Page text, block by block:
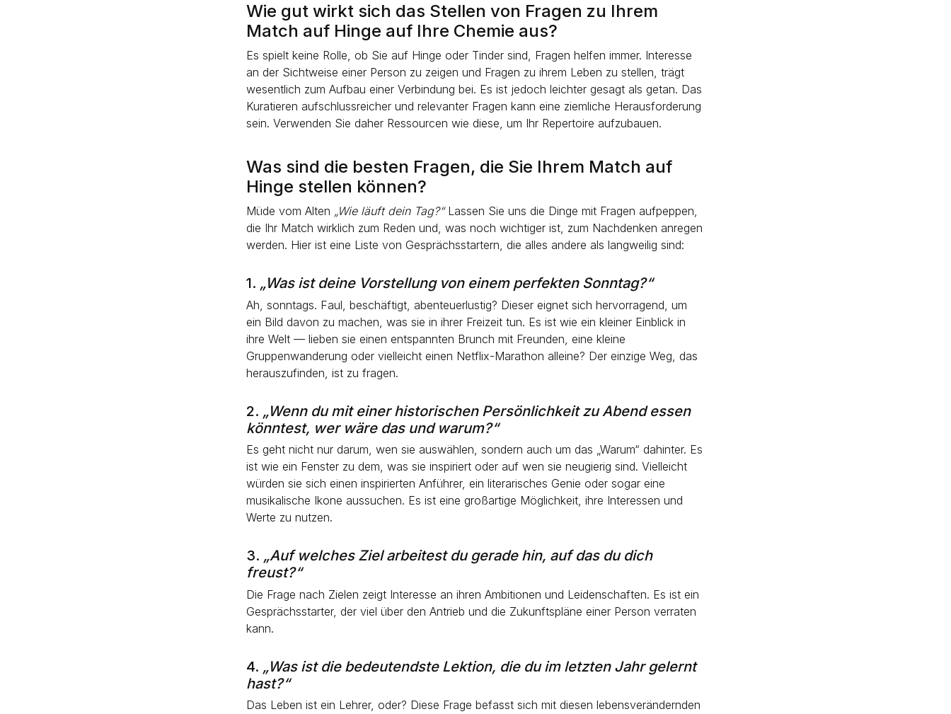
Wie gut wirkt sich das Stellen von Fragen zu Ihrem
Match auf Hinge auf Ihre Chemie aus?
Es spielt keine Rolle, ob Sie auf Hinge oder Tinder sind, Fragen helfen immer. Interesse
an der Sichtweise einer Person zu zeigen und Fragen zu ihrem Leben zu stellen, trägt
wesentlich zum Aufbau einer Verbindung bei. Es ist jedoch leichter gesagt als getan. Das
Kuratieren aufschlussreicher und relevanter Fragen kann eine ziemliche Herausforderung
sein. Verwenden Sie daher Ressourcen wie diese, um Ihr Repertoire aufzubauen.
Was sind die besten Fragen, die Sie Ihrem Match auf
Hinge stellen können?
Müde vom Alten „Wie läuft dein Tag?“Lassen Sie uns die Dinge mit Fragen aufpeppen,
die Ihr Match wirklich zum Reden und, was noch wichtiger ist, zum Nachdenken anregen
werden. Hier ist eine Liste von Gesprächsstartern, die alles andere als langweilig sind:
1. „Was ist deine Vorstellung von einem perfekten Sonntag?“
Ah, sonntags. Faul, beschäftigt, abenteuerlustig? Dieser eignet sich hervorragend, um
ein Bild davon zu machen, was sie in ihrer Freizeit tun. Es ist wie ein kleiner Einblick in
ihre Welt — lieben sie einen entspannten Brunch mit Freunden, eine kleine
Gruppenwanderung oder vielleicht einen Netflix-Marathon alleine? Der einzige Weg, das
herauszufinden, ist zu fragen.
2. „Wenn du mit einer historischen Persönlichkeit zu Abend essen
könntest, wer wäre das und warum?“
Es geht nicht nur darum, wen sie auswählen, sondern auch um das „Warum“ dahinter. Es
ist wie ein Fenster zu dem, was sie inspiriert oder auf wen sie neugierig sind. Vielleicht
würden sie sich einen inspirierten Anführer, ein literarisches Genie oder sogar eine
musikalische Ikone aussuchen. Es ist eine großartige Möglichkeit, ihre Interessen und
Werte zu nutzen.
3. „Auf welches Ziel arbeitest du gerade hin, auf das du dich
freust?“
Die Frage nach Zielen zeigt Interesse an ihren Ambitionen und Leidenschaften. Es ist ein
Gesprächsstarter, der viel über den Antrieb und die Zukunftspläne einer Person verraten
kann.
4. „Was ist die bedeutendste Lektion, die du im letzten Jahr gelernt
hast?“
Das Leben ist ein Lehrer, oder? Diese Frage befasst sich mit diesen lebensverändernden